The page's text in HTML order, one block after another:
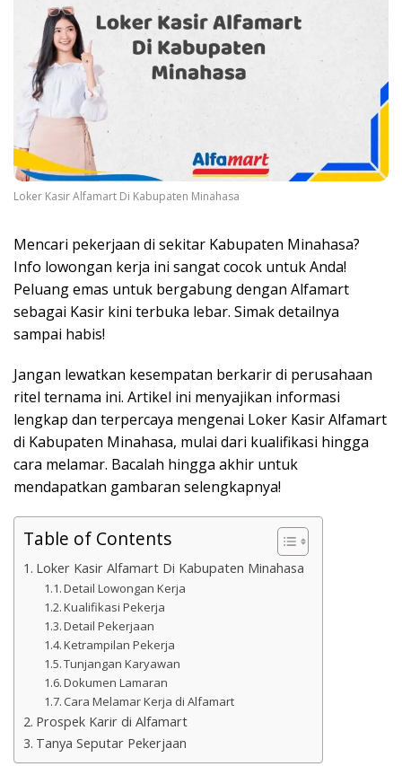
Loker Kasir Alfamart Di Kabupaten Minahasa
Mencari pekerjaan di sekitar Kabupaten Minahasa?
Info lowongan kerja ini sangat cocok untuk Anda!
Peluang emas untuk bergabung dengan Alfamart
sebagai Kasir kini terbuka lebar. Simak detailnya
sampai habis!
Jangan lewatkan kesempatan berkarir di perusahaan
ritel ternama ini. Artikel ini menyajikan informasi
lengkap dan terpercaya mengenai Loker Kasir Alfamart
di Kabupaten Minahasa, mulai dari kualifikasi hingga
cara melamar. Bacalah hingga akhir untuk
mendapatkan gambaran selengkapnya!
Table of Contents
Loker Kasir Alfamart Di Kabupaten Minahasa
Detail Lowongan Kerja
Kualifikasi Pekerja
Detail Pekerjaan
Ketrampilan Pekerja
Tunjangan Karyawan
Dokumen Lamaran
Cara Melamar Kerja di Alfamart
Prospek Karir di Alfamart
Tanya Seputar Pekerjaan